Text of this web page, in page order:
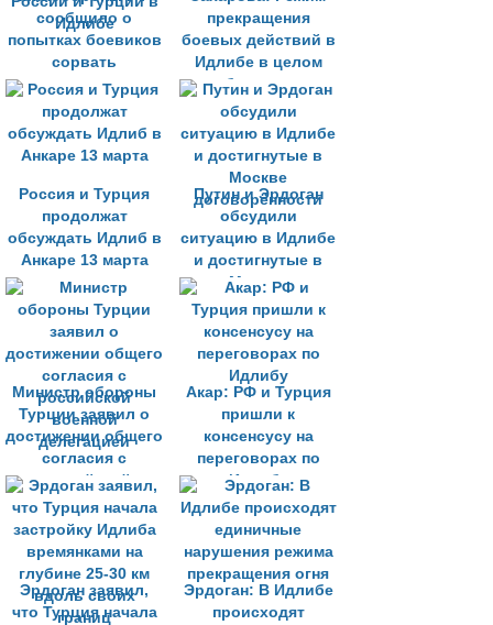
сообщило о
попытках боевиков
сорвать
патрулирование
России и Турции в
Идлибе
прекращения
боевых действий в
Идлибе в целом
соблюдается
Россия и Турция
продолжат
обсуждать Идлиб в
Анкаре 13 марта
Путин и Эрдоган
обсудили
ситуацию в Идлибе
и достигнутые в
Москве
договорённости
Министр обороны
Турции заявил о
достижении общего
согласия с
российской
военной
делегацией
Акар: РФ и Турция
пришли к
консенсусу на
переговорах по
Идлибу
Эрдоган заявил,
что Турция начала
Эрдоган: В Идлибе
происходят